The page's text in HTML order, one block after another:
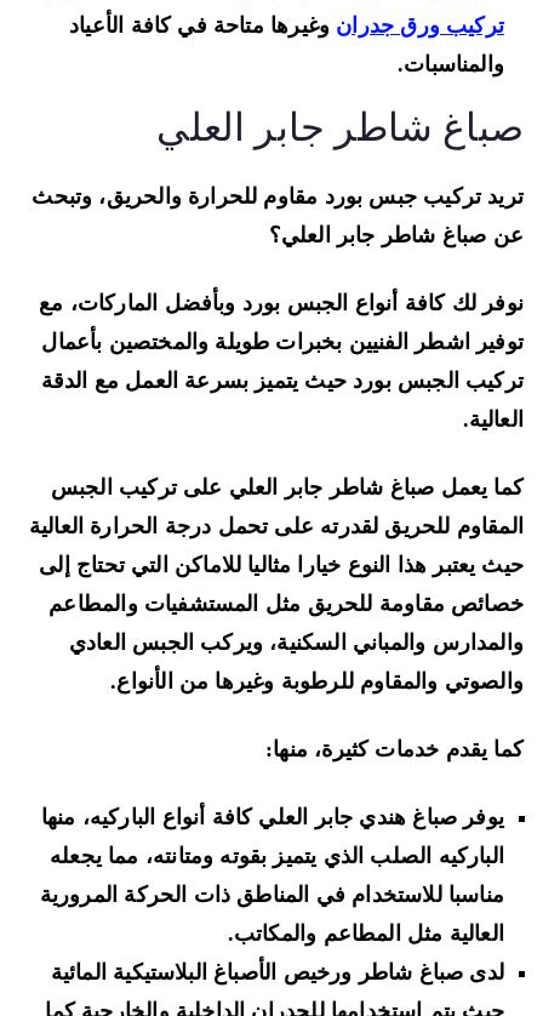
تركيب ورق جدرانوغيرها متاحة في كافة الأعياد
والمناسبات.
شاطر جابر العلي
تركيب جبس بورد مقاوم للحرارة والحريق، وتبحث
صباغ شاطر جابر العلي؟
لك كافة أنواع الجبس بورد وبأفضل الماركات، مع
اشطر الفنيين بخبرات طويلة والمختصين بأعمال
الجبس بورد حيث يتميز بسرعة العمل مع الدقة
يعمل صباغ شاطر جابر العلي على تركيب الجبس
للحريق لقدرته على تحمل درجة الحرارة العالية
يعتبر هذا النوع خيارا مثاليا للاماكن التي تحتاج إلى
مقاومة للحريق مثل المستشفيات والمطاعم
والمباني السكنية، ويركب الجبس العادي
والمقاوم للرطوبة وغيرها من الأنواع.
يقدم خدمات كثيرة، منها:
يوفر صباغ هندي جابر العلي كافة أنواع الباركيه، منها
الباركيه الصلب الذي يتميز بقوته ومتانته، مما يجعله
مناسبا للاستخدام في المناطق ذات الحركة المرورية
العالية مثل المطاعم والمكاتب.
لدى صباغ شاطر ورخيص الأصباغ البلاستيكية المائية